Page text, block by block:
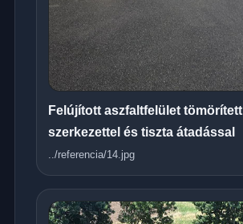
Felújított aszfaltfelület tömörített
szerkezettel és tiszta átadással
../referencia/14.jpg